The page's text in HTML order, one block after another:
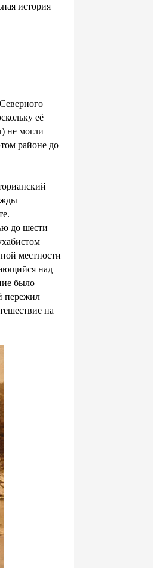
история
её
не могли
районе до
до шести
местности
над
было
пережил
на